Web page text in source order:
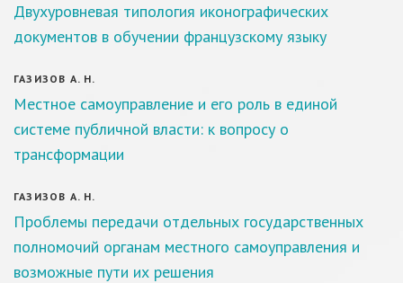
Двухуровневая типология иконографических
документов в обучении французскому языку
ГАЗИЗОВ А. Н.
Местное самоуправление и его роль в единой
системе публичной власти: к вопросу о
трансформации
ГАЗИЗОВ А. Н.
Проблемы передачи отдельных государственных
полномочий органам местного самоуправления и
возможные пути их решения